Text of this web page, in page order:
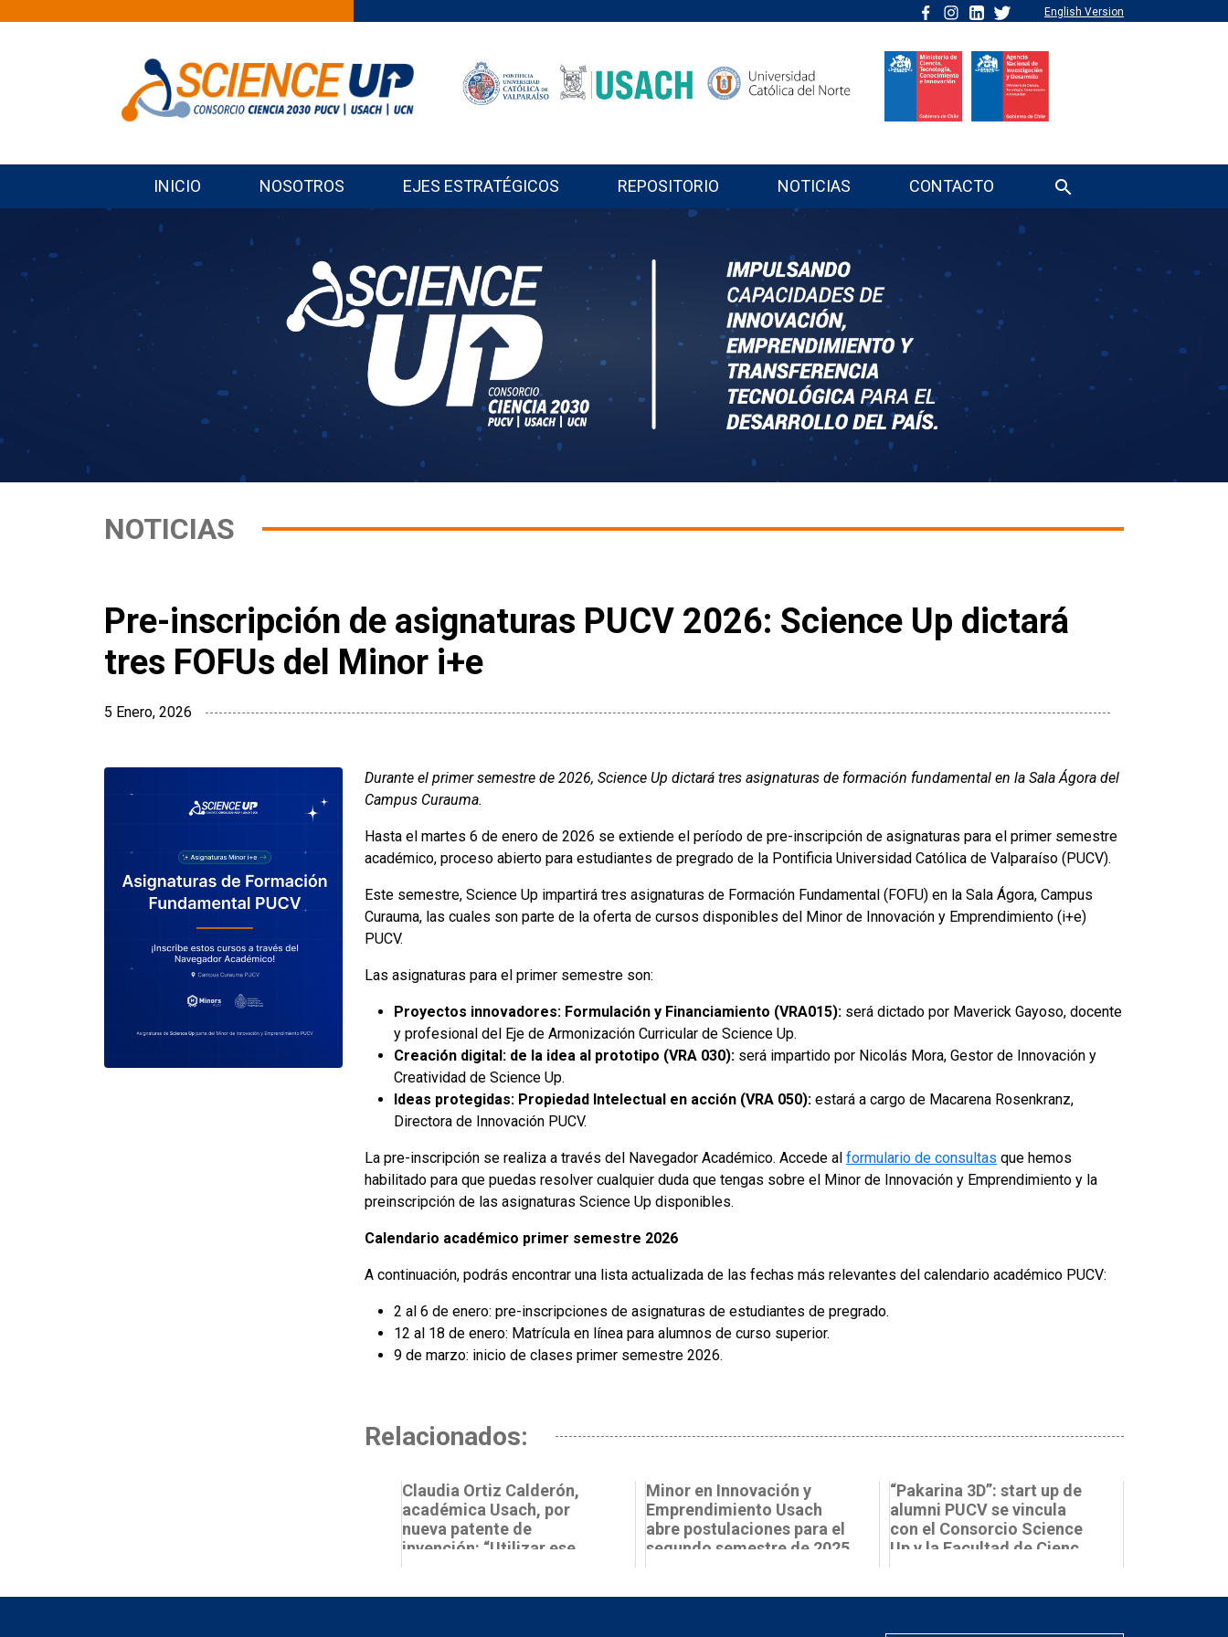
English Version
INICIO NOSOTROS EJES ESTRATÉGICOS REPOSITORIO NOTICIAS CONTACTO
NOTICIAS
Pre-inscripción de asignaturas PUCV 2026: Science Up dictará
tres FOFUs del Minor i+e
5 Enero, 2026
Durante el primer semestre de 2026, Science Up dictará tres asignaturas de formación fundamental en la Sala Ágora del
Campus Curauma.
Hasta el martes 6 de enero de 2026 se extiende el período de pre-inscripción de asignaturas para el primer semestre
académico, proceso abierto para estudiantes de pregrado de la Pontificia Universidad Católica de Valparaíso (PUCV).
Este semestre, Science Up impartirá tres asignaturas de Formación Fundamental (FOFU) en la Sala Ágora, Campus
Curauma, las cuales son parte de la oferta de cursos disponibles del Minor de Innovación y Emprendimiento (i+e)
PUCV.
Las asignaturas para el primer semestre son:
Proyectos innovadores: Formulación y Financiamiento (VRA015): será dictado por Maverick Gayoso, docente
y profesional del Eje de Armonización Curricular de Science Up.
Creación digital: de la idea al prototipo (VRA 030): será impartido por Nicolás Mora, Gestor de Innovación y
Creatividad de Science Up.
Ideas protegidas: Propiedad Intelectual en acción (VRA 050): estará a cargo de Macarena Rosenkranz,
Directora de Innovación PUCV.
La pre-inscripción se realiza a través del Navegador Académico. Accede al formulario de consultas que hemos
habilitado para que puedas resolver cualquier duda que tengas sobre el Minor de Innovación y Emprendimiento y la
preinscripción de las asignaturas Science Up disponibles.
Calendario académico primer semestre 2026
A continuación, podrás encontrar una lista actualizada de las fechas más relevantes del calendario académico PUCV:
2 al 6 de enero: pre-inscripciones de asignaturas de estudiantes de pregrado.
12 al 18 de enero: Matrícula en línea para alumnos de curso superior.
9 de marzo: inicio de clases primer semestre 2026.
Relacionados:
Claudia Ortiz Calderón,
académica Usach, por
nueva patente de
invención: “Utilizar ese
Minor en Innovación y
Emprendimiento Usach
abre postulaciones para el
segundo semestre de 2025
“Pakarina 3D”: start up de
alumni PUCV se vincula
con el Consorcio Science
Up y la Facultad de Cienc...